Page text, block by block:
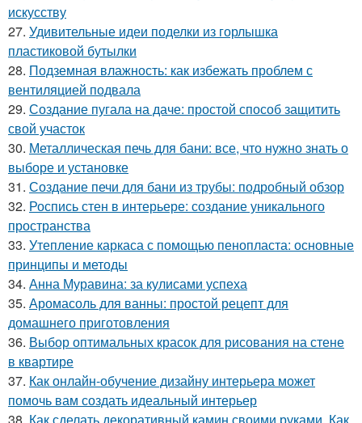
искусству
27. Удивительные идеи поделки из горлышка
пластиковой бутылки
28. Подземная влажность: как избежать проблем с
вентиляцией подвала
29. Создание пугала на даче: простой способ защитить
свой участок
30. Металлическая печь для бани: все, что нужно знать о
выборе и установке
31. Создание печи для бани из трубы: подробный обзор
32. Роспись стен в интерьере: создание уникального
пространства
33. Утепление каркаса с помощью пенопласта: основные
принципы и методы
34. Анна Муравина: за кулисами успеха
35. Аромасоль для ванны: простой рецепт для
домашнего приготовления
36. Выбор оптимальных красок для рисования на стене
в квартире
37. Как онлайн-обучение дизайну интерьера может
помочь вам создать идеальный интерьер
38. Как сделать декоративный камин своими руками. Как